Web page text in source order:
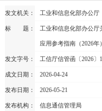
发文机关： 工业和信息化部办公厅
标 题： 工业和信息化部办公
应用参考指南（2026年
发文字号： 工信厅信管函〔2026〕
成文日期： 2026-04-24
发布日期： 2026-05-21
发布机构： 信息通信管理局